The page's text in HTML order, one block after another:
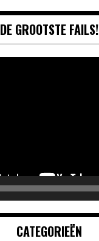
DE GROOTSTE FAILS!
CATEGORIEËN